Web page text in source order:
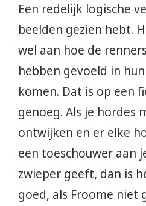
Een redelijk logische
beelden gezien hebt.
wel aan hoe de
hebben gevoeld in
komen. Dat is op een
genoeg. Als je hordes
ontwijken en er elke
een toeschouwer aan
zwieper geeft, dan is
goed, als Froome